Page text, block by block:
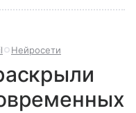
Нейросети